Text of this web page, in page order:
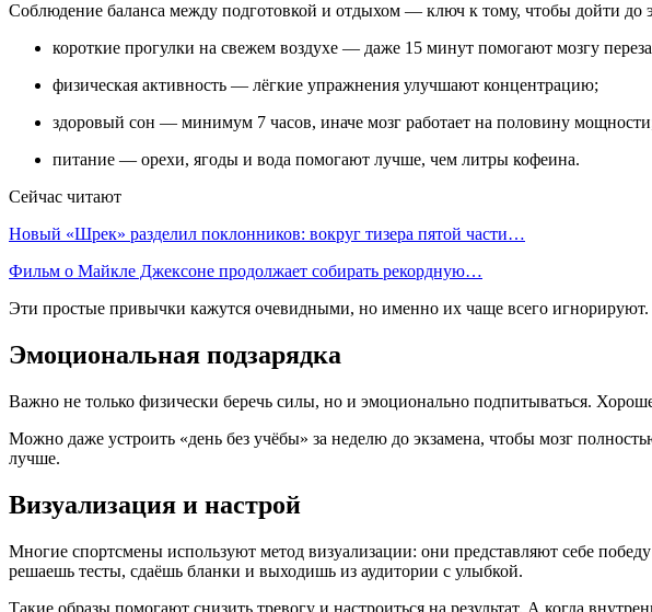
Соблюдение баланса между подготовкой и отдыхом — ключ к тому, чтобы дойти до
короткие прогулки на свежем воздухе — даже 15 минут помогают мозгу
физическая активность — лёгкие упражнения улучшают концентрацию;
здоровый сон — минимум 7 часов, иначе мозг работает на половину
питание — орехи, ягоды и вода помогают лучше, чем литры кофеина.
Сейчас читают
Новый «Шрек» разделил поклонников: вокруг тизера пятой части…
Фильм о Майкле Джексоне продолжает собирать рекордную…
Эти простые привычки кажутся очевидными, но именно их чаще всего игнорируют.
Эмоциональная подзарядка
Важно не только физически беречь силы, но и эмоционально подпитываться.
Можно даже устроить «день без учёбы» за неделю до экзамена, чтобы мозг
лучше.
Визуализация и настрой
Многие спортсмены используют метод визуализации: они представляют себе
решаешь тесты, сдаёшь бланки и выходишь из аудитории с улыбкой.
Такие образы помогают снизить тревогу и настроиться на результат. А когда